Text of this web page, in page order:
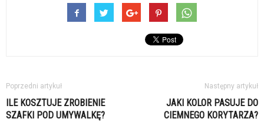
Poprzedni artykuł
ILE KOSZTUJE ZROBIENIE
SZAFKI POD UMYWALKĘ?
Następny artykuł
JAKI KOLOR PASUJE DO
CIEMNEGO KORYTARZA?